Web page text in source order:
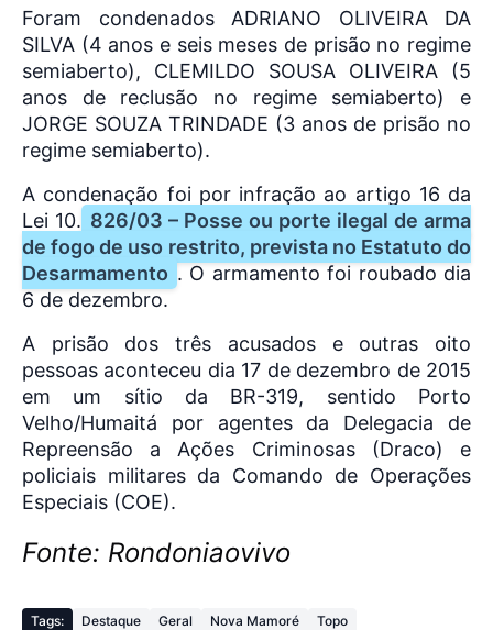
Foram condenados ADRIANO OLIVEIRA DA
SILVA (4 anos e seis meses de prisão no regime
semiaberto), CLEMILDO SOUSA OLIVEIRA (5
anos de reclusão no regime semiaberto) e
JORGE SOUZA TRINDADE (3 anos de prisão no
regime semiaberto).
A condenação foi por infração ao artigo 16 da
Lei 10. 826/03 – Posse ou porte ilegal de arma
de fogo de uso restrito, prevista no Estatuto do
Desarmamento . O armamento foi roubado dia
6 de dezembro.
A prisão dos três acusados e outras oito
pessoas aconteceu dia 17 de dezembro de 2015
em um sítio da BR-319, sentido Porto
Velho/Humaitá por agentes da Delegacia de
Repreensão a Ações Criminosas (Draco) e
policiais militares da Comando de Operações
Especiais (COE).
Fonte: Rondoniaovivo
Tags: Destaque Geral Nova Mamoré Topo